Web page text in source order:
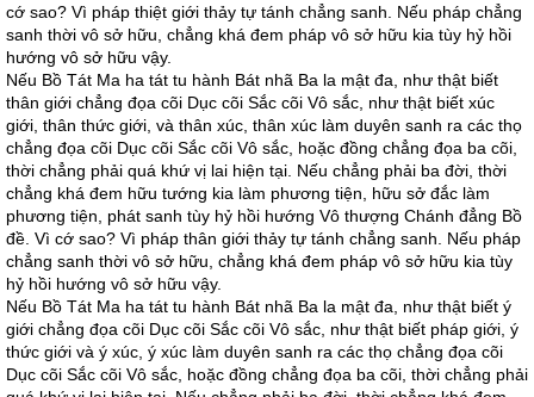
cớ sao? Vì pháp thiệt giới thảy tự tánh chẳng sanh. Nếu pháp chẳng
sanh thời vô sở hữu, chẳng khá đem pháp vô sở hữu kia tùy hỷ hồi
hướng vô sở hữu vậy.
Nếu Bồ Tát Ma ha tát tu hành Bát nhã Ba la mật đa, như thật biết
thân giới chẳng đọa cõi Dục cõi Sắc cõi Vô sắc, như thật biết xúc
giới, thân thức giới, và thân xúc, thân xúc làm duyên sanh ra các thọ
chẳng đọa cõi Dục cõi Sắc cõi Vô sắc, hoặc đồng chẳng đọa ba cõi,
thời chẳng phải quá khứ vị lai hiện tại. Nếu chẳng phải ba đời, thời
chẳng khá đem hữu tướng kia làm phương tiện, hữu sở đắc làm
phương tiện, phát sanh tùy hỷ hồi hướng Vô thượng Chánh đẳng Bồ
đề. Vì cớ sao? Vì pháp thân giới thảy tự tánh chẳng sanh. Nếu pháp
chẳng sanh thời vô sở hữu, chẳng khá đem pháp vô sở hữu kia tùy
hỷ hồi hướng vô sở hữu vậy.
Nếu Bồ Tát Ma ha tát tu hành Bát nhã Ba la mật đa, như thật biết ý
giới chẳng đọa cõi Dục cõi Sắc cõi Vô sắc, như thật biết pháp giới, ý
thức giới và ý xúc, ý xúc làm duyên sanh ra các thọ chẳng đọa cõi
Dục cõi Sắc cõi Vô sắc, hoặc đồng chẳng đọa ba cõi, thời chẳng phải